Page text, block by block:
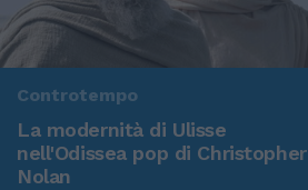
Controtempo
La modernità di Ulisse
nell'Odissea pop di Christopher
Nolan